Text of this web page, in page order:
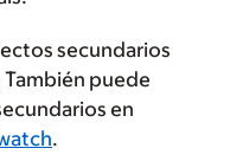
secundarios
También puede
en
.